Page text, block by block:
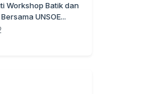
Workshop Batik dan
UNSOE...